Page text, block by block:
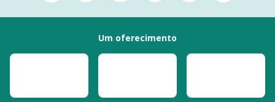
Um oferecimento